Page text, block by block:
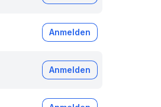
Anmelden
Anmelden